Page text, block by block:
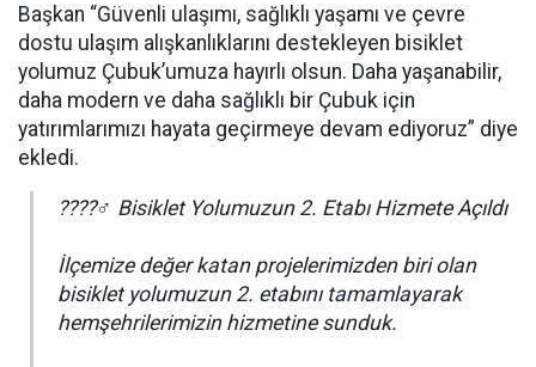
Başkan “Güvenli ulaşımı, sağlıklı yaşamı ve çevre
dostu ulaşım alışkanlıklarını destekleyen bisiklet
yolumuz Çubuk’umuza hayırlı olsun. Daha yaşanabilir,
daha modern ve daha sağlıklı bir Çubuk için
yatırımlarımızı hayata geçirmeye devam ediyoruz” diye
ekledi.
????‍♂️ Bisiklet Yolumuzun 2. Etabı Hizmete Açıldı
İlçemize değer katan projelerimizden biri olan
bisiklet yolumuzun 2. etabını tamamlayarak
hemşehrilerimizin hizmetine sunduk.